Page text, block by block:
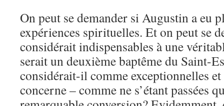
On peut se demander si Augustin a eu
expériences spirituelles. Et on peut se
considérait indispensables à une
serait un deuxième baptême du Saint-
considérait-il comme exceptionnelles
concerne – comme ne s’étant passées